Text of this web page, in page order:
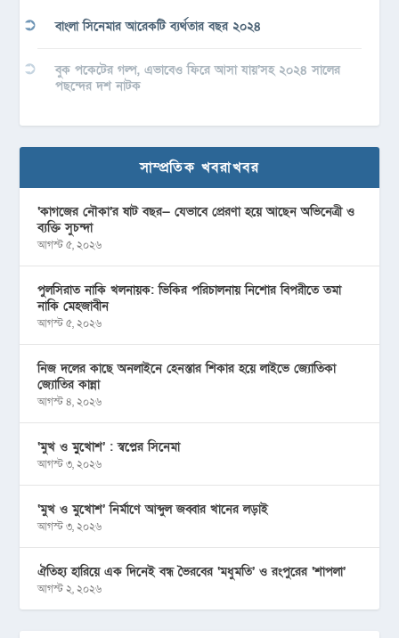
বাংলা সিনেমার আরেকটি ব্যর্থতার বছর ২০২৪
বুক পকেটের গল্প, এভাবেও ফিরে আসা যায়’সহ ২০২৪ সালের
পছন্দের দশ নাটক
সাম্প্রতিক খবরাখবর
‘কাগজের নৌকা’র ষাট বছর— যেভাবে প্রেরণা হয়ে আছেন অভিনেত্রী ও
ব্যক্তি সুচন্দা
আগস্ট ৫, ২০২৬
পুলসিরাত নাকি খলনায়ক: ভিকির পরিচালনায় নিশোর বিপরীতে তমা
নাকি মেহজাবীন
আগস্ট ৫, ২০২৬
নিজ দলের কাছে অনলাইনে হেনস্তার শিকার হয়ে লাইভে জ্যোতিকা
জ্যোতির কান্না
আগস্ট ৪, ২০২৬
‘মুখ ও মু্খোশ’ : স্বপ্নের সিনেমা
আগস্ট ৩, ২০২৬
‘মুখ ও মুখোশ’ নির্মাণে আব্দুল জব্বার খানের লড়াই
আগস্ট ৩, ২০২৬
ঐতিহ্য হারিয়ে এক দিনেই বন্ধ ভৈরবের ‘মধুমতি’ ও রংপুরের ‘শাপলা’
আগস্ট ২, ২০২৬